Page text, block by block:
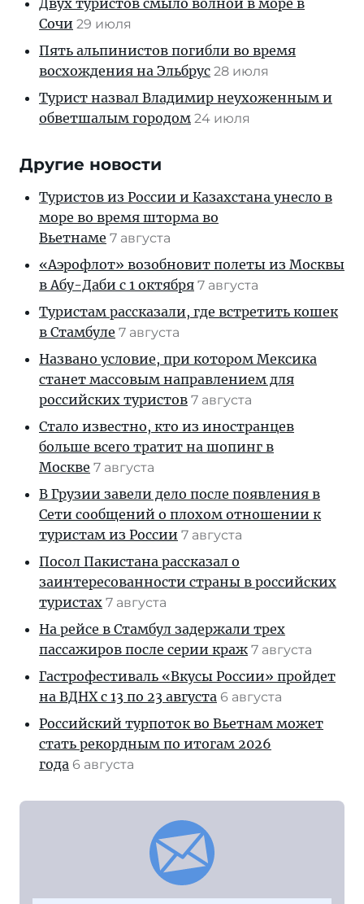
Сочи 29 июля
Пять альпинистов погибли во время
восхождения на Эльбрус 28 июля
Турист назвал Владимир неухоженным и
обветшалым городом 24 июля
Другие новости
Туристов из России и Казахстана унесло в
море во время шторма во
Вьетнаме 7 августа
«Аэрофлот» возобновит полеты из Москвы
в Абу-Даби с 1 октября 7 августа
Туристам рассказали, где встретить кошек
в Стамбуле 7 августа
Названо условие, при котором Мексика
станет массовым направлением для
российских туристов 7 августа
Стало известно, кто из иностранцев
больше всего тратит на шопинг в
Москве 7 августа
В Грузии завели дело после появления в
Сети сообщений о плохом отношении к
туристам из России 7 августа
Посол Пакистана рассказал о
заинтересованности страны в российских
туристах 7 августа
На рейсе в Стамбул задержали трех
пассажиров после серии краж 7 августа
Гастрофестиваль «Вкусы России» пройдет
на ВДНХ с 13 по 23 августа 6 августа
Российский турпоток во Вьетнам может
стать рекордным по итогам 2026
года 6 августа